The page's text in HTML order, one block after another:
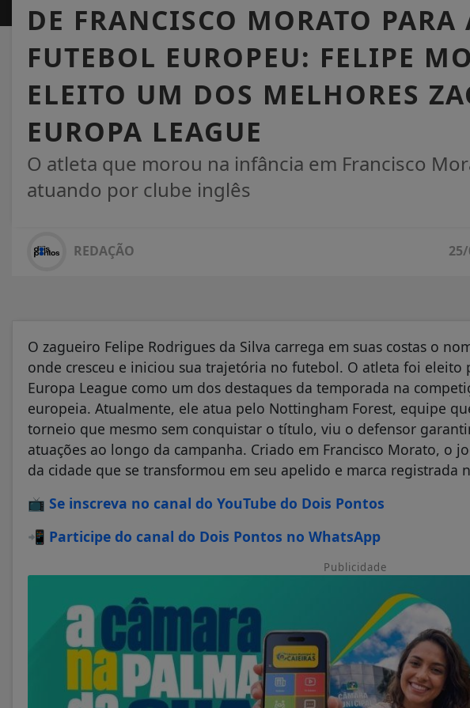
DE FRANCISCO MORATO PARA
FUTEBOL EUROPEU: FELIPE
ELEITO UM DOS MELHORES
EUROPA LEAGUE
O atleta que morou na infância em Francisco
atuando por clube inglês
REDAÇÃO
O zagueiro Felipe Rodrigues da Silva carrega em suas costas o
onde cresceu e iniciou sua trajetória no futebol. O atleta foi eleito
Europa League como um dos destaques da temporada na
europeia. Atualmente, ele atua pelo Nottingham Forest, equipe
torneio que mesmo sem conquistar o título, viu o defensor
atuações ao longo da campanha. Criado em Francisco Morato, o
da cidade que se transformou em seu apelido e marca registrada
📺 Se inscreva no canal do YouTube do Dois Pontos
📲 Participe do canal do Dois Pontos no WhatsApp
Publicidade